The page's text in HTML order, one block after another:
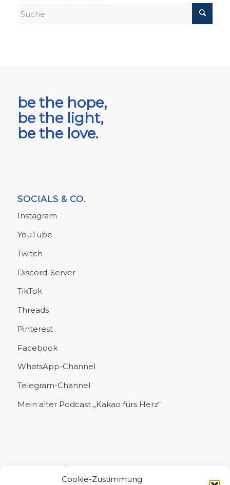
Cookie-Zustimmung
be the hope,
be the light,
be the love.
SOCIALS & CO.
Instagram
YouTube
Twitch
Discord-Server
TikTok
Threads
Pinterest
Facebook
WhatsApp-Channel
Telegram-Channel
Mein alter Podcast „Kakao fürs Herz“